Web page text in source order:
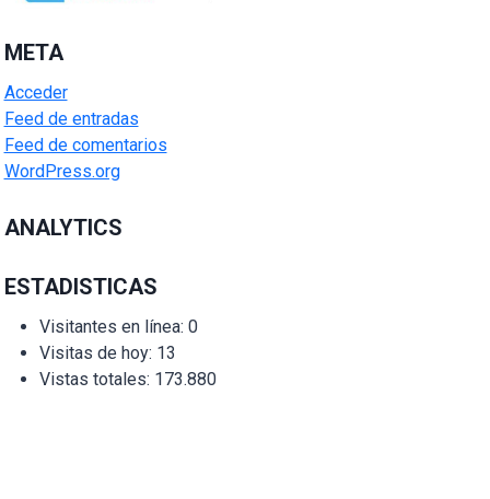
META
Acceder
Feed de entradas
Feed de comentarios
WordPress.org
ANALYTICS
ESTADISTICAS
Visitantes en línea: 0
Visitas de hoy: 13
Vistas totales: 173.880